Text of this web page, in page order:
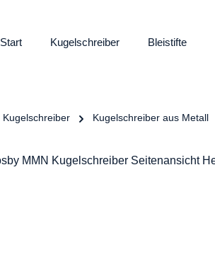
Start Kugelschreiber Bleistifte
Kugelschreiber Kugelschreiber aus Metall